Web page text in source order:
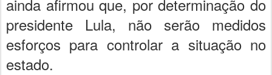
ainda afirmou que, por determinação do
presidente Lula, não serão medidos
esforços para controlar a situação no
estado.